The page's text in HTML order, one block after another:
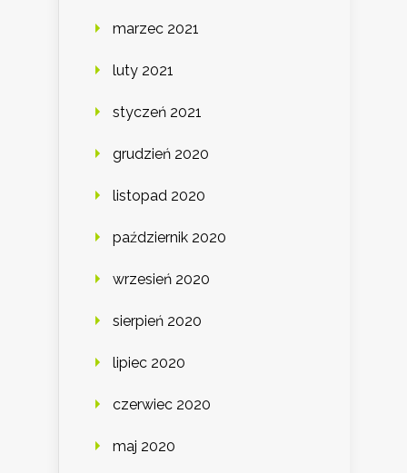
marzec 2021
luty 2021
styczeń 2021
grudzień 2020
listopad 2020
październik 2020
wrzesień 2020
sierpień 2020
lipiec 2020
czerwiec 2020
maj 2020